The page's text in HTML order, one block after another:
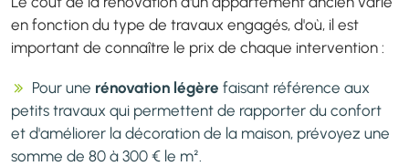
en fonction du type de travaux engagés, d'où, il est
important de connaître le prix de chaque intervention :
Pour une rénovation légère faisant référence aux
petits travaux qui permettent de rapporter du confort
et d'améliorer la décoration de la maison, prévoyez une
somme de 80 à 300 € le m².